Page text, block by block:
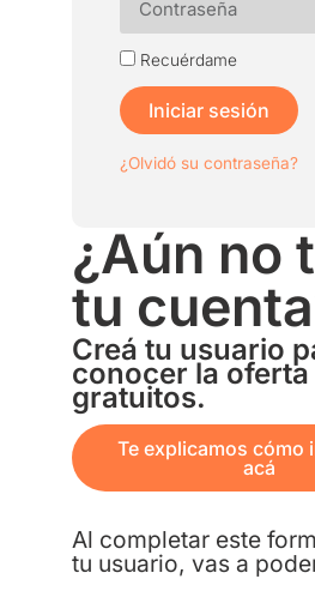
Recuérdame
Iniciar sesión
¿Olvidó su contraseña?
¿Aún no
tu
Creá tu usuario
conocer la
gratuitos.
Te explicamos cómo
acá
Al completar este
tu usuario, vas a